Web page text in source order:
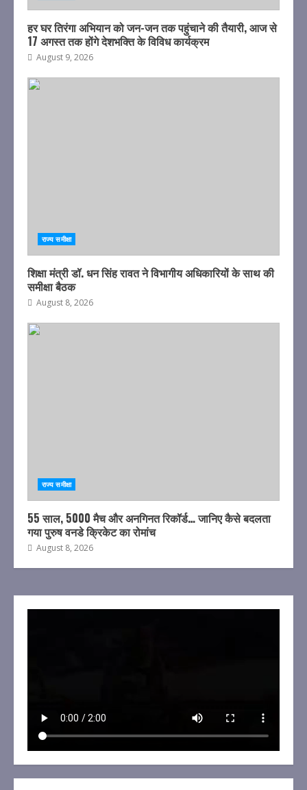
हर घर तिरंगा अभियान को जन-जन तक पहुंचाने की तैयारी, आज से
17 अगस्त तक होंगे देशभक्ति के विविध कार्यक्रम
August 9, 2026
राज्य समीक्षा
शिक्षा मंत्री डॉ. धन सिंह रावत ने विभागीय अधिकारियों के साथ की
समीक्षा बैठक
August 8, 2026
राज्य समीक्षा
55 साल, 5000 मैच और अनगिनत रिकॉर्ड… जानिए कैसे बदलता
गया पुरुष वनडे क्रिकेट का रोमांच
August 8, 2026